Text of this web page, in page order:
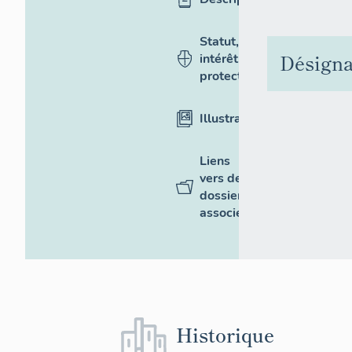
Statut,
intérêt et
protection
Illustrations
Liens
vers des
dossiers
associés
Historique